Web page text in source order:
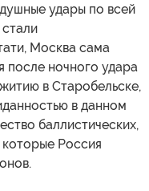
удары по всей
Москва сама
после ночного удара
в Старобельске,
в данном
баллистических,
которые Россия